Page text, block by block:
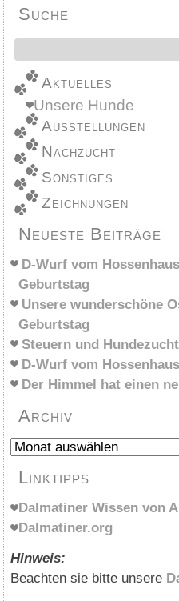
Suche
Aktuelles
Unsere Hunde
Ausstellungen
Nachzucht
Sonstiges
Zeichnungen
Neueste Beiträge
D-Wurf vom
Geburtstag
Unsere wunderschöne
Geburtstag
Steuern und
D-Wurf vom
Der Himmel hat einen
Archiv
Archiv
Linktipps
Dalmatiner Wissen von
Dalmatiner.org
Hinweis:
Beachten sie bitte unsere